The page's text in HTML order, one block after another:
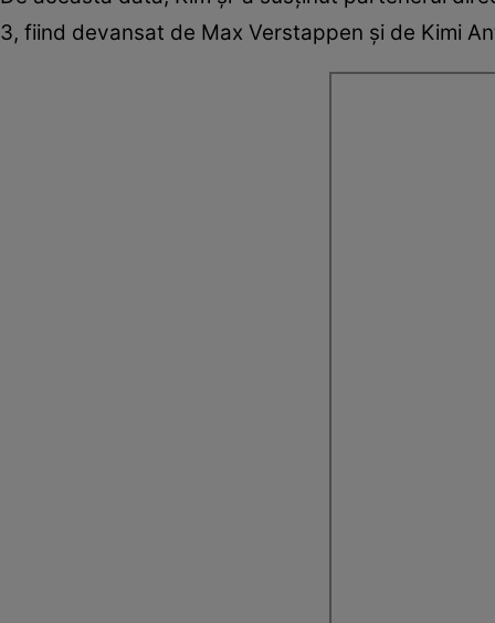
3, fiind devansat de Max Verstappen și de Kimi